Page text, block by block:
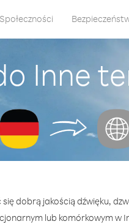
Społeczności
Inne
się dobrą jakością dźwięku,
lub komórkowym